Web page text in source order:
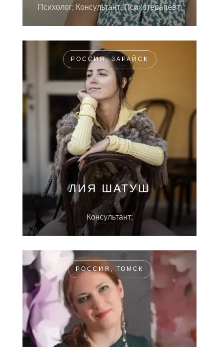
Психолог; Консультант; Психотерапевт;
РОССИЯ, ЗАРАЙСК
ЛИЯ ШАТУШ
Консультант;
РОССИЯ, ТОМСК